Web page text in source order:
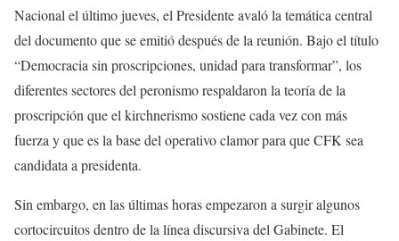
Nacional el último jueves, el Presidente avaló la temática central
del documento que se emitió después de la reunión. Bajo el título
“Democracia sin proscripciones, unidad para transformar”, los
diferentes sectores del peronismo respaldaron la teoría de la
proscripción que el kirchnerismo sostiene cada vez con más
fuerza y que es la base del operativo clamor para que CFK sea
candidata a presidenta.
Sin embargo, en las últimas horas empezaron a surgir algunos
cortocircuitos dentro de la línea discursiva del Gabinete. El